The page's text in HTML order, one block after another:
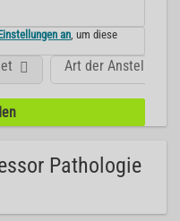
an , um diese
Art der Anstellung
Pathologie